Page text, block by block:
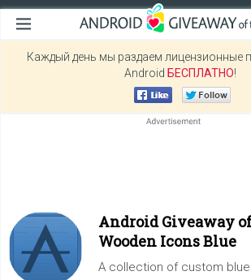
Каждый день мы раздаем лицензионные
Android БЕСПЛАТНО!
Android Giveaway
Wooden Icons Blue
A collection of custom